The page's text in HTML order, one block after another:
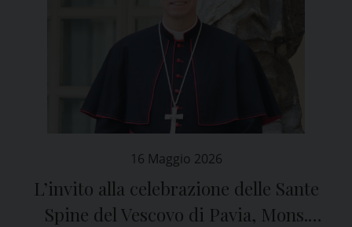
16 Maggio 2026
L’invito alla celebrazione delle Sante
Spine del Vescovo di Pavia, Mons.